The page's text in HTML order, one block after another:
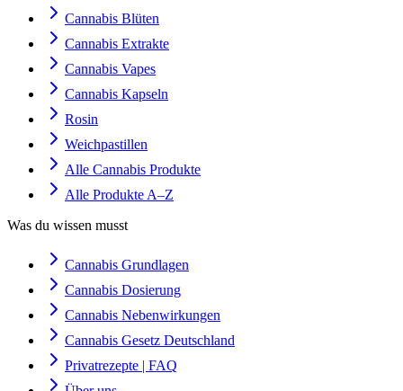
Cannabis Blüten
Cannabis Extrakte
Cannabis Vapes
Cannabis Kapseln
Rosin
Weichpastillen
Alle Cannabis Produkte
Alle Produkte A–Z
Was du wissen musst
Cannabis Grundlagen
Cannabis Dosierung
Cannabis Nebenwirkungen
Cannabis Gesetz Deutschland
Privatrezepte | FAQ